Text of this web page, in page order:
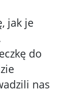
jak je
do
nas